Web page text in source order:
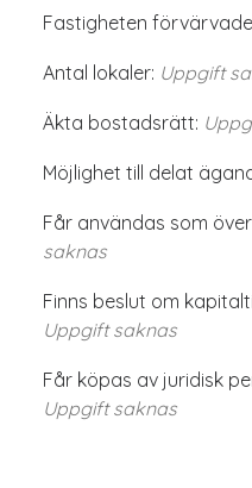
Fastigheten
Antal lokaler: Uppgift
Äkta bostadsrätt:
Möjlighet till delat
Får användas som
saknas
Finns beslut om
Uppgift saknas
Får köpas av juridisk
Uppgift saknas